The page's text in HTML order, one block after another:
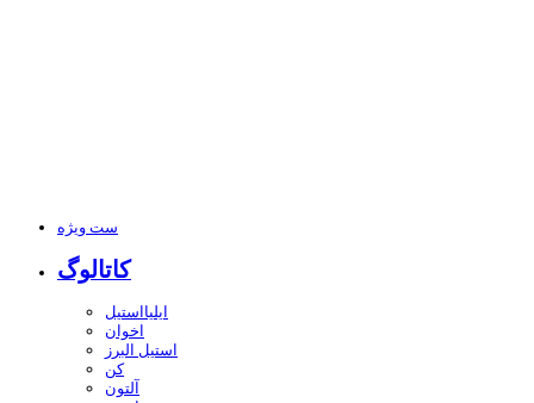
ست ویژه
کاتالوگ
ایلیااستیل
اخوان
استیل البرز
کن
آلتون